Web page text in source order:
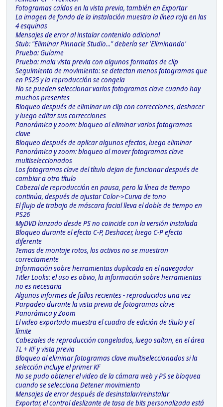
Fotogramas caídos en la vista previa, también en Exportar
La imagen de fondo de la instalación muestra la línea roja en las
4 esquinas
Mensajes de error al instalar contenido adicional
Stub: "Eliminar Pinnacle Studio..." debería ser 'Eliminando'
Prueba: Guíame
Prueba: mala vista previa con algunos formatos de clip
Seguimiento de movimiento: se detectan menos fotogramas que
en PS25 y la reproducción se congela
No se pueden seleccionar varios fotogramas clave cuando hay
muchos presentes
Bloqueo después de eliminar un clip con correcciones, deshacer
y luego editar sus correcciones
Panorámica y zoom: bloqueo al eliminar varios fotogramas
clave
Bloqueo después de aplicar algunos efectos, luego eliminar
Panorámica y zoom: bloqueo al mover fotogramas clave
multiseleccionados
Los fotogramas clave del título dejan de funcionar después de
cambiar a otro título
Cabezal de reproducción en pausa, pero la línea de tiempo
continúa, después de ajustar Color->Curva de tono
El flujo de trabajo de máscara facial lleva el doble de tiempo en
PS26
MyDVD lanzado desde PS no coincide con la versión instalada
Bloqueo durante el efecto C-P, Deshacer, luego C-P efecto
diferente
Temas de montaje rotos, los activos no se muestran
correctamente
Información sobre herramientas duplicada en el navegador
Titler Looks: el uso es obvio, la información sobre herramientas
no es necesaria
Algunos informes de fallos recientes - reproducidos una vez
Parpadeo durante la vista previa de fotogramas clave
Panorámica y Zoom
El video exportado muestra el cuadro de edición de título y el
límite
Cabezales de reproducción congelados, luego saltan, en el área
TL + KF y vista previa
Bloqueo al eliminar fotogramas clave multiseleccionados si la
selección incluye el primer KF
No se pudo obtener el video de la cámara web y PS se bloquea
cuando se selecciona Detener movimiento
Mensajes de error después de desinstalar/reinstalar
Exportar, el control deslizante de tasa de bits personalizada está